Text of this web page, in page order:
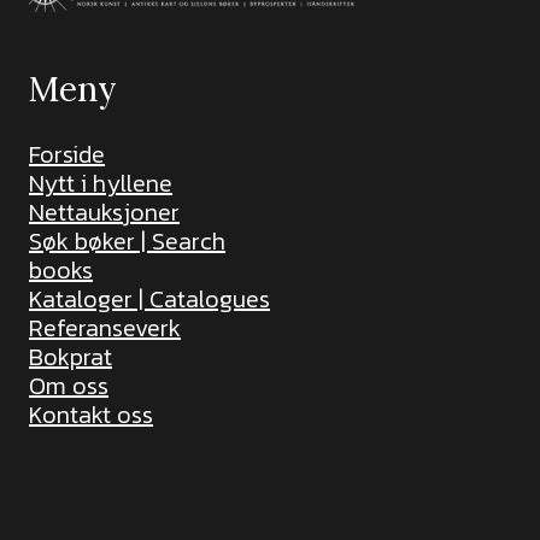
Meny
Forside
Nytt i hyllene
Nettauksjoner
Søk bøker | Search
books
Kataloger | Catalogues
Referanseverk
Bokprat
Om oss
Kontakt oss